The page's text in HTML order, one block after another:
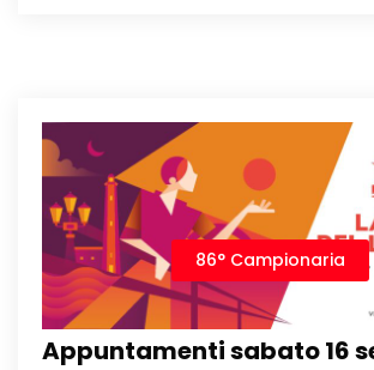
86° Campionaria
Appuntamenti sabato 16